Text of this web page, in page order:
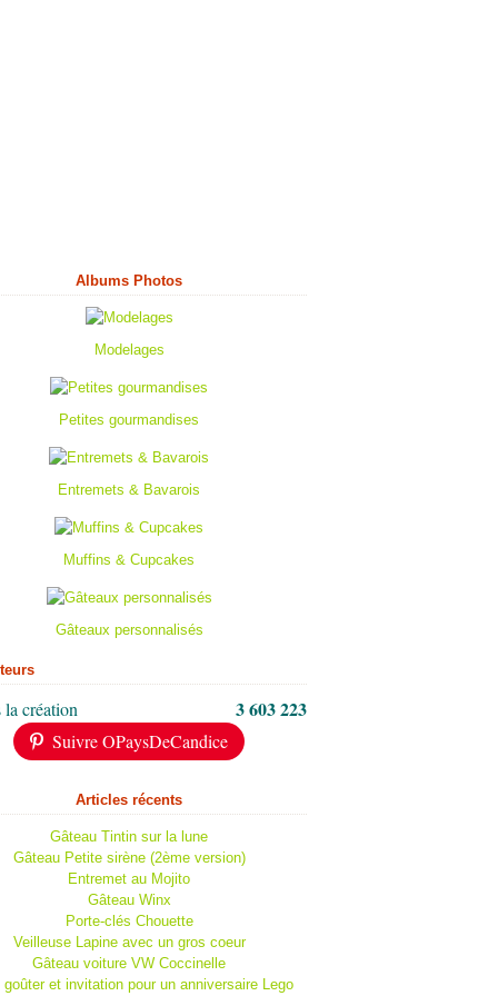
Albums Photos
Modelages
Petites gourmandises
Entremets & Bavarois
Muffins & Cupcakes
Gâteaux personnalisés
création 3 603 223
Suivre OPaysDeCandice
Articles récents
Gâteau Tintin sur la lune
Gâteau Petite sirène (2ème version)
Entremet au Mojito
Gâteau Winx
Porte-clés Chouette
Veilleuse Lapine avec un gros coeur
Gâteau voiture VW Coccinelle
et invitation pour un anniversaire Lego